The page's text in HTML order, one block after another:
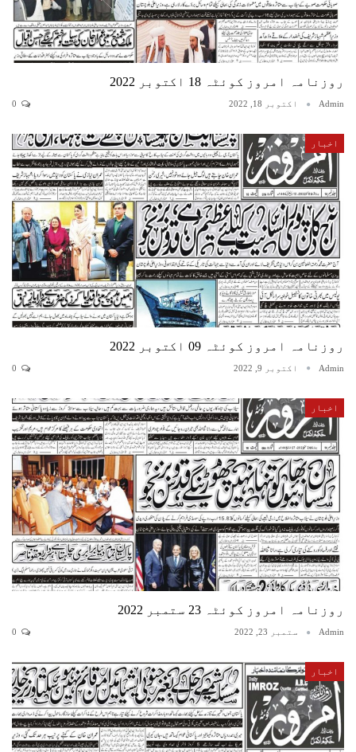
روزنامہ امروز کوئٹہ 18 اکتوبر 2022
Admin اکتوبر 18, 2022
اخبار
روزنامہ امروز کوئٹہ 09 اکتوبر 2022
Admin اکتوبر 9, 2022
اخبار
روزنامہ امروز کوئٹہ 23 ستمبر 2022
Admin ستمبر 23, 2022
اخبار